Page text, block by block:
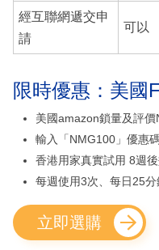
經互聯網遞交申
請
可以
限時優惠：美國
美國amazon鎖量及評價
輸入「NMG100」優惠
香港用家真實試用 8週
每週使用3次、每日25
立即選購